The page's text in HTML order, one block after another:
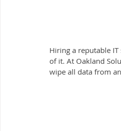
Hiring a reputable
of it. At Oakland
wipe all data from